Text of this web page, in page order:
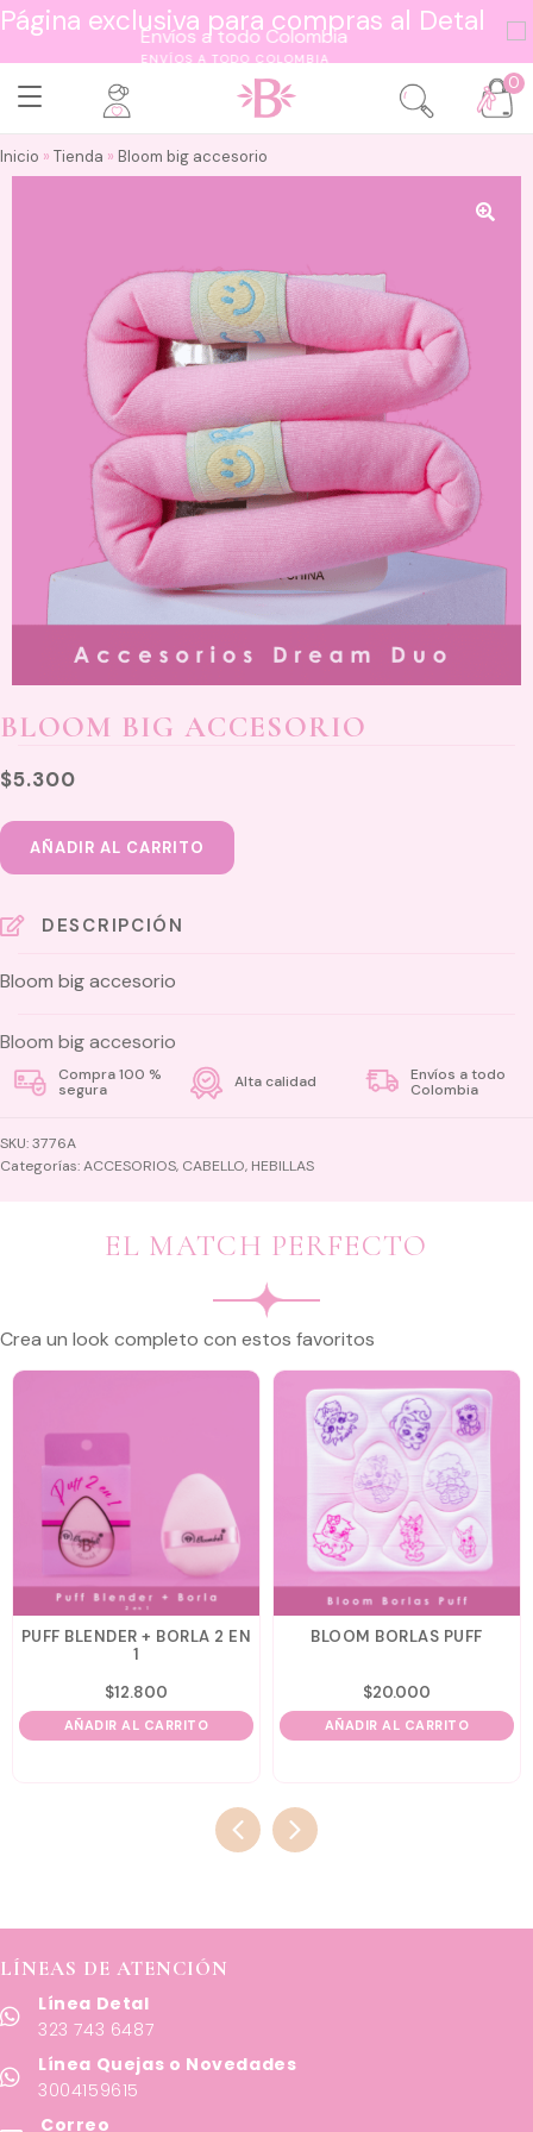
Página exclusiva para compras al Detal
ENVÍOS A TODO COLOMBIA
0
Inicio » Tienda » Bloom big accesorio
BLOOM BIG ACCESORIO
$5.300
Bloom
big
cantidad
AÑADIR AL CARRITO
DESCRIPCIÓN
Bloom big accesorio
Bloom big accesorio
Compra 100 %
segura
Alta calidad
Envíos a todo
Colombia
SKU:3776A
Categorías:ACCESORIOS, CABELLO, HEBILLAS
EL MATCH PERFECTO
Crea un look completo con estos favoritos
PUFF BLENDER + BORLA 2 EN
1
$12.800
AÑADIR AL CARRITO
BLOOM BORLAS PUFF
$20.000
AÑADIR AL CARRITO
LÍNEAS DE ATENCIÓN
Línea Detal
323 743 6487
Línea Quejas o Novedades
3004159615
Correo